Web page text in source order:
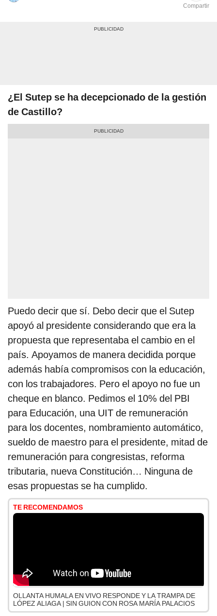
Compartir
¿El Sutep se ha decepcionado de la gestión
de Castillo?
Puedo decir que sí. Debo decir que el Sutep
apoyó al presidente considerando que era la
propuesta que representaba el cambio en el
país. Apoyamos de manera decidida porque
además había compromisos con la educación,
con los trabajadores. Pero el apoyo no fue un
cheque en blanco. Pedimos el 10% del PBI
para Educación, una UIT de remuneración
para los docentes, nombramiento automático,
sueldo de maestro para el presidente, mitad de
remuneración para congresistas, reforma
tributaria, nueva Constitución… Ninguna de
esas propuestas se ha cumplido.
TE RECOMENDAMOS
OLLANTA HUMALA EN VIVO RESPONDE Y LA TRAMPA DE
LÓPEZ ALIAGA | SIN GUION CON ROSA MARÍA PALACIOS